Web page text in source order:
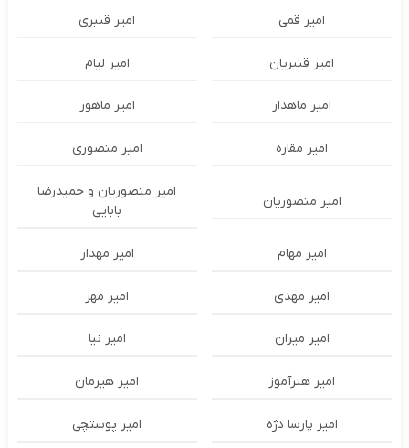
امیر قمی امیر قنبری
امیر قنبریان امیر لیام
امیر ماهدار امیر ماهور
امیر مقاره امیر منصوری
امیر منصوریان
امیر منصوریان و حمیدرضا
بابایی
امیر مهام امیر مهدار
امیر مهدی امیر مهر
امیر میران امیر نیا
امیر هنرآموز امیر هیرمان
امیر پارسا دژه امیر پوستچی